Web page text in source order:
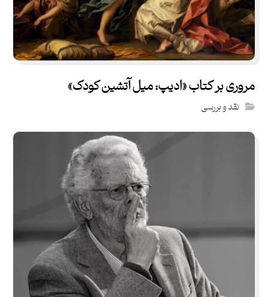
مروری بر کتاب «ادیپ: میل آتشین کودک»
نقد و بررسی